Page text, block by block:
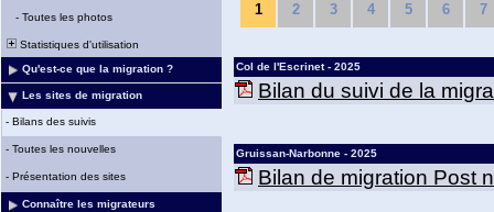
- Toutes les photos
Statistiques d'utilisation
Qu'est-ce que la migration ?
Les sites de migration
- Bilans des suivis
- Toutes les nouvelles
- Présentation des sites
Connaître les migrateurs
1 2 3 4 5 6 7
Col de l'Escrinet - 2025
Bilan du suivi de la
Gruissan-Narbonne - 2025
Bilan de migration Post